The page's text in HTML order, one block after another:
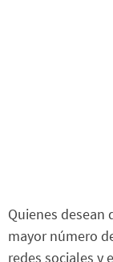
Quienes desean
mayor número
redes sociales y